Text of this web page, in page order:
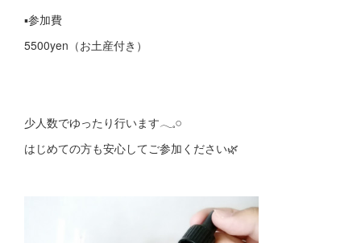
▪️参加費
5500yen（お土産付き）
少人数でゆったり行います𓂃𓈒𓏸
はじめての方も安心してご参加ください🌿